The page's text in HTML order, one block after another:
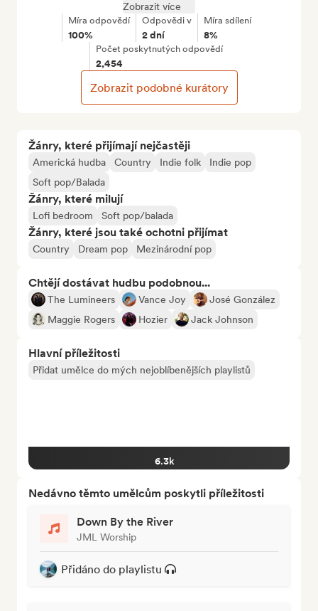
Žánry, které přijímají nejčastěji
Americká hudba Country Indie folk
Indie pop
Soft pop/Balada
Žánry, které milují
Lofi bedroom Soft pop/balada
Žánry, které jsou také ochotni přijímat
Country Dream pop Mezinárodní pop
Chtějí dostávat hudbu podobnou...
The Lumineers Vance Joy
José González
Maggie Rogers
Hozier Jack Johnson
Hlavní příležitosti
Přidat umělce do mých nejoblíbenějších playlistů
6.3k
Nedávno těmto umělcům poskytli příležitosti
Down By the River
JML Worship
Přidáno do playlistu
Zobrazit více
Míra odpovědí
100%
Odpovědi v
2 dní
Míra sdílení
8%
Počet poskytnutých odpovědí
2,454
Zobrazit podobné kurátory